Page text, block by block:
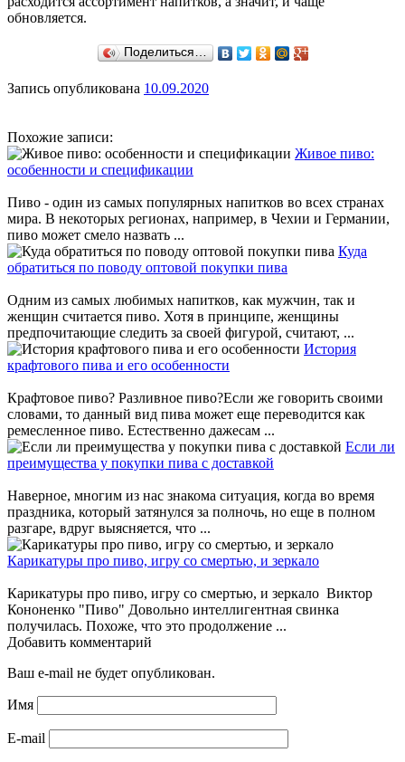
обновляется.
Поделиться…
Запись опубликована 10.09.2020
Похожие записи:
Живое пиво:
особенности и спецификации
Пиво - один из самых популярных напитков во всех странах
мира. В некоторых регионах, например, в Чехии и Германии,
пиво может смело назвать ...
Куда
обратиться по поводу оптовой покупки пива
Одним из самых любимых напитков, как мужчин, так и
женщин считается пиво. Хотя в принципе, женщины
предпочитающие следить за своей фигурой, считают, ...
История
крафтового пива и его особенности
Крафтовое пиво? Разливное пиво?Если же говорить своими
словами, то данный вид пива может еще переводится как
ремесленное пиво. Естественно дажесам ...
Если ли
преимущества у покупки пива с доставкой
Наверное, многим из нас знакома ситуация, когда во время
праздника, который затянулся за полночь, но еще в полном
разгаре, вдруг выясняется, что ...
Карикатуры про пиво, игру со смертью, и зеркало
Карикатуры про пиво, игру со смертью, и зеркало Виктор
Кононенко "Пиво" Довольно интеллигентная свинка
получилась. Похоже, что это продолжение ...
Добавить комментарий
Ваш e-mail не будет опубликован.
Имя
E-mail